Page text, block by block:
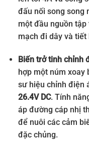
đấu nối song song
một đầu nguồn
mạch đi dây và
Biến trở tinh chỉnh
hợp một núm xoay
sư hiệu chỉnh điện
26.4V DC. Tính
áp đường cáp nhị
để nuôi các cảm
đặc chủng.